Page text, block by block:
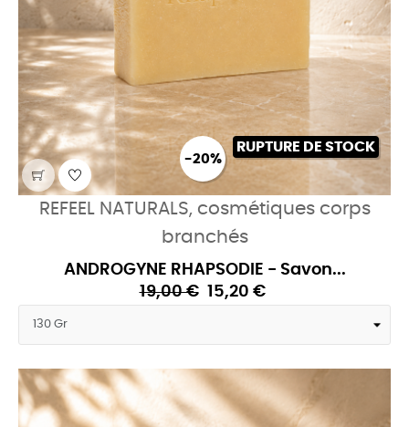
-20%
RUPTURE DE STOCK
REFEEL NATURALS, cosmétiques corps
branchés
ANDROGYNE RHAPSODIE - Savon...
19,00 € 15,20 €